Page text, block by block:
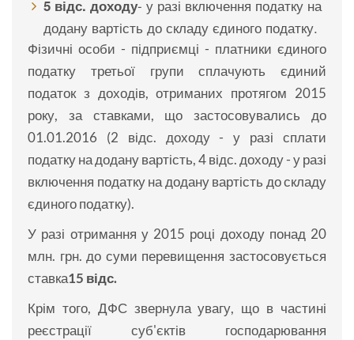
5 відс. доходу- у разі включення податку на
додану вартість до складу єдиного податку.
Фізичні особи - підприємці - платники єдиного
податку третьої групи сплачують єдиний
податок з доходів, отриманих протягом 2015
року, за ставками, що застосовувались до
01.01.2016 (2 відс. доходу - у разі сплати
податку на додану вартість, 4 відс. доходу - у разі
включення податку на додану вартість до складу
єдиного податку).
У разі отримання у 2015 році доходу понад 20
млн. грн. до суми перевищення застосовується
ставка15 відс.
Крім того, ДФС звернула увагу, що в частині
реєстрації суб'єктів господарювання